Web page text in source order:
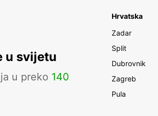
u svijetu
u preko 140
Hrvatska
Zadar
Split
Dubrovnik
Zagreb
Pula